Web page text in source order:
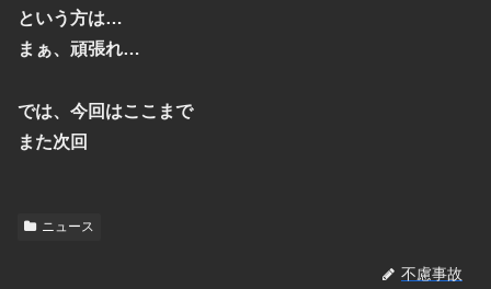
という方は…
まぁ、頑張れ…
では、今回はここまで
また次回
ニュース
不慮事故